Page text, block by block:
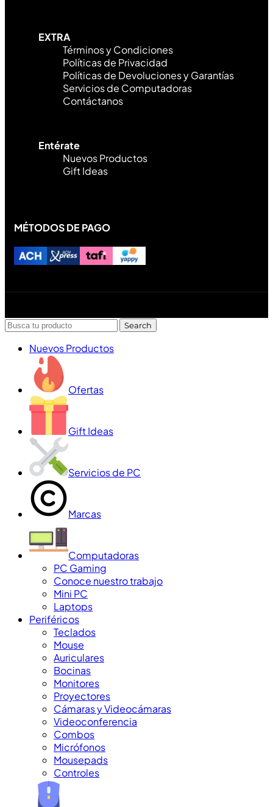
EXTRA
Términos y Condiciones
Políticas de Privacidad
Políticas de Devoluciones y Garantías
Servicios de Computadoras
Contáctanos
Entérate
Nuevos Productos
Gift Ideas
MÉTODOS DE PAGO
Search
Nuevos Productos
Ofertas
Gift Ideas
Servicios de PC
Marcas
Computadoras
PC Gaming
Conoce nuestro trabajo
Mini PC
Laptops
Periféricos
Teclados
Mouse
Auriculares
Bocinas
Monitores
Proyectores
Cámaras y Videocámaras
Videoconferencia
Combos
Micrófonos
Mousepads
Controles